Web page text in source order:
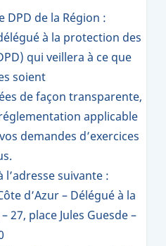
DPD de la Région :
à la protection des
qui veillera à ce que
soient
de façon transparente,
applicable
demandes d’exercices
suivante :
d’Azur – Délégué à la
27, place Jules Guesde –